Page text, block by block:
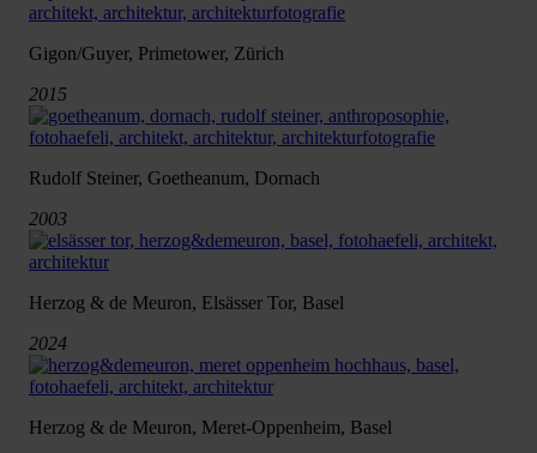
Gigon/Guyer, Primetower, Zürich
2015
Rudolf Steiner, Goetheanum, Dornach
2003
Herzog & de Meuron, Elsässer Tor, Basel
2024
Herzog & de Meuron, Meret-Oppenheim, Basel